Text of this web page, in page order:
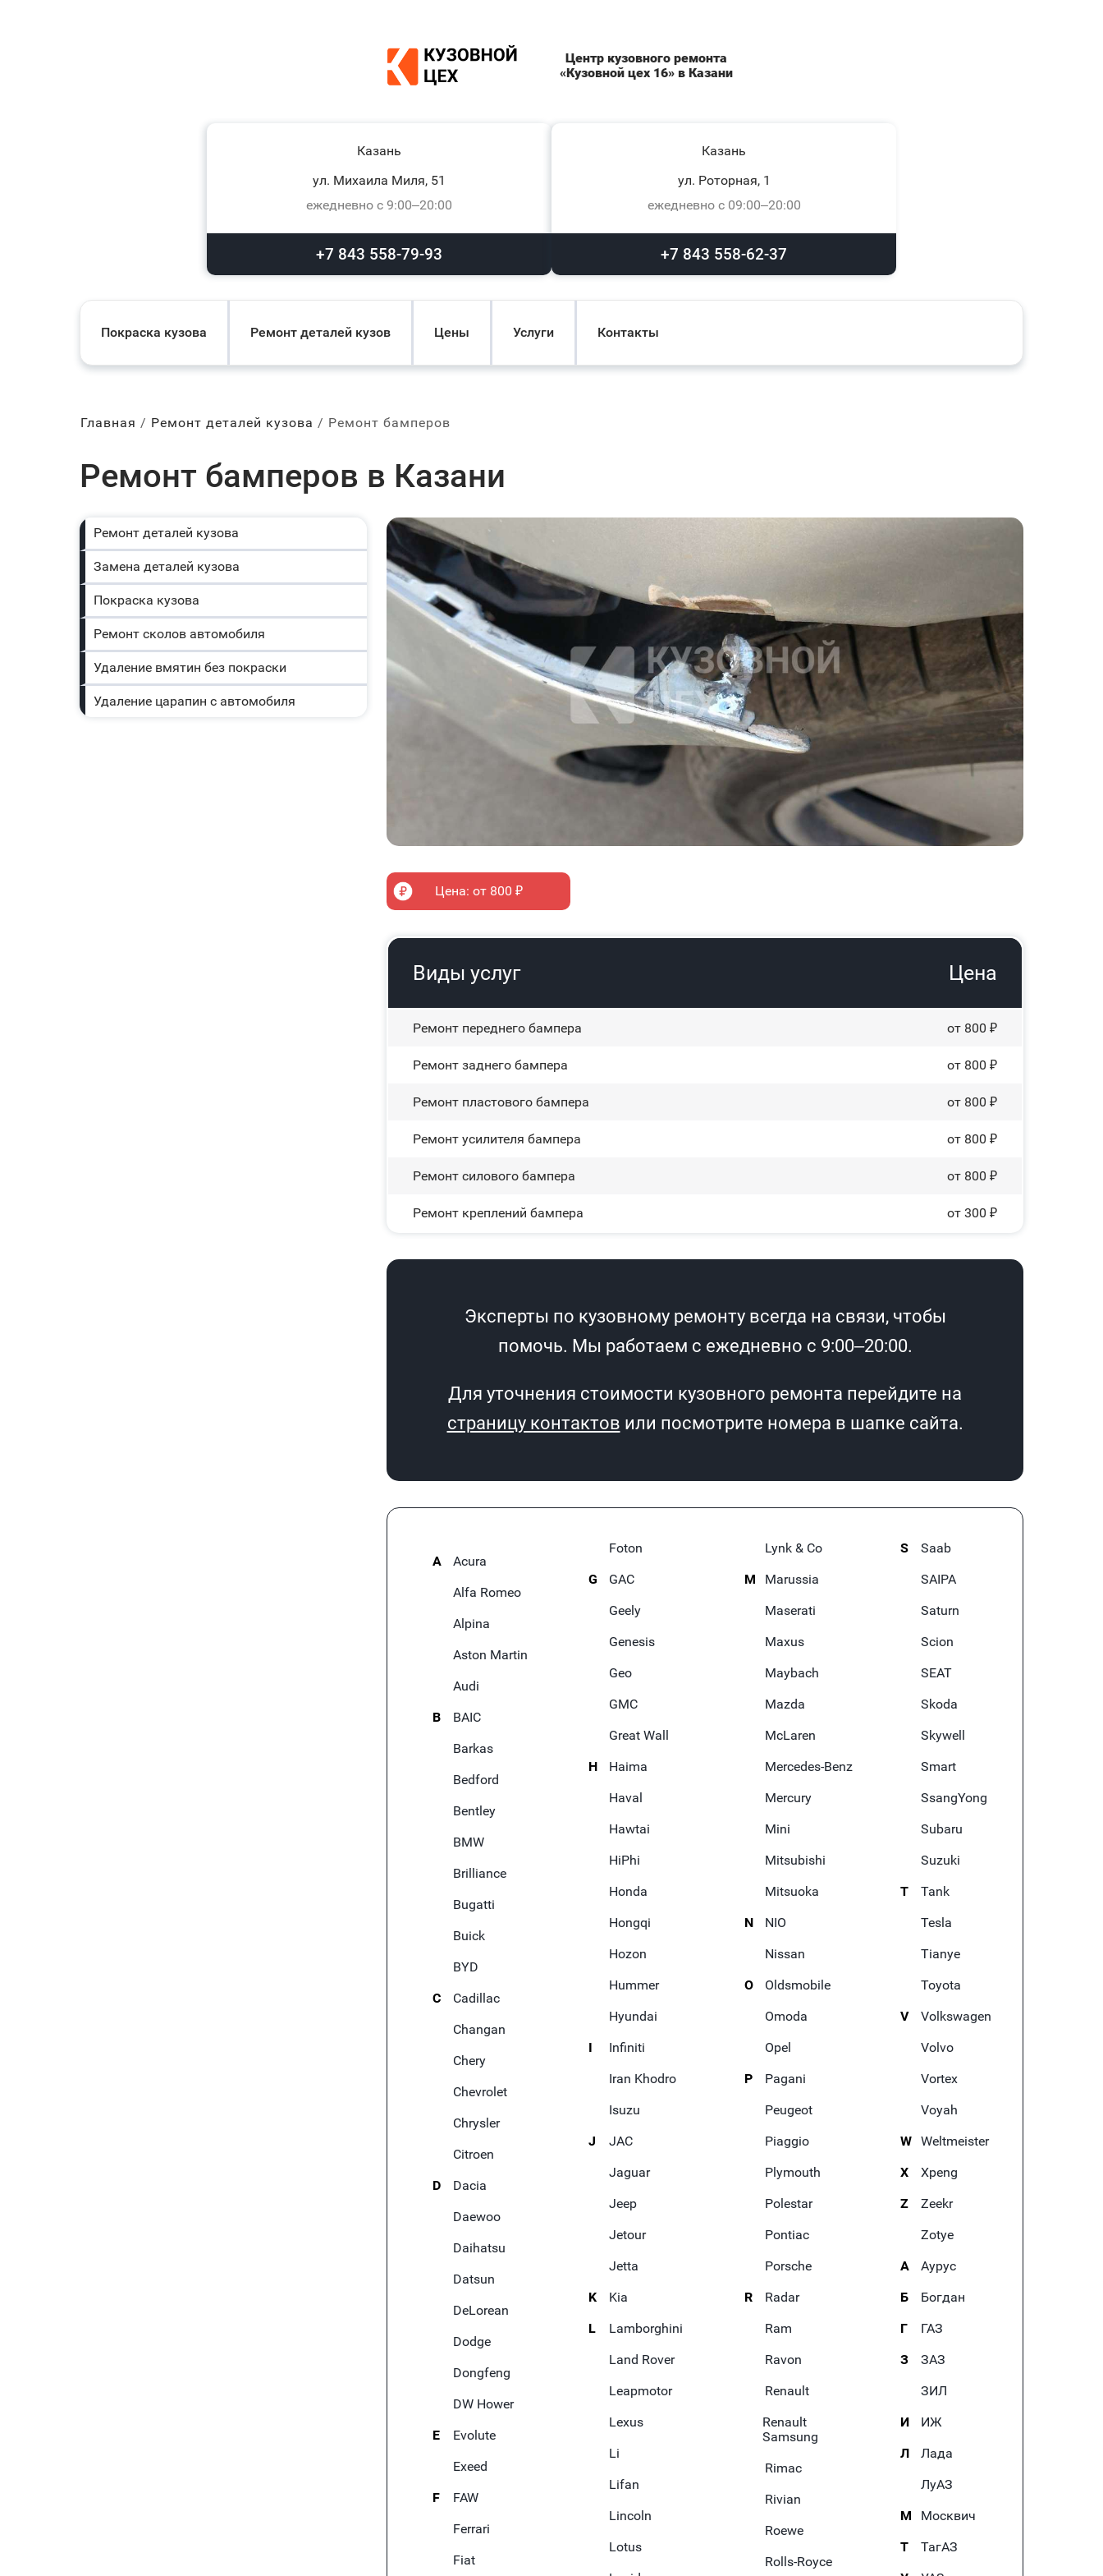
Центр кузовного ремонта
«Кузовной цех 16» в Казани
Казань
ул. Михаила Миля, 51
ежедневно с 9:00–20:00
+7 843 558-79-93
Казань
ул. Роторная, 1
ежедневно с 09:00–20:00
+7 843 558-62-37
Покраска кузова Ремонт деталей кузов Цены Услуги Контакты
Главная Ремонт деталей кузова Ремонт бамперов
Ремонт бамперов в Казани
Цена: от 800 ₽
Виды услуг Цена
Ремонт переднего бампера от 800 ₽
Ремонт заднего бампера от 800 ₽
Ремонт пластового бампера от 800 ₽
Ремонт усилителя бампера от 800 ₽
Ремонт силового бампера от 800 ₽
Ремонт креплений бампера от 300 ₽
Эксперты по кузовному ремонту всегда на связи, чтобы
помочь. Мы работаем с ежедневно с 9:00–20:00.
Для уточнения стоимости кузовного ремонта перейдите на
страницу контактов или посмотрите номера в шапке сайта.
A
Acura
Alfa Romeo
Alpina
Aston Martin
Audi
B
BAIC
Barkas
Bedford
Bentley
BMW
Brilliance
Bugatti
Buick
BYD
C
Cadillac
Changan
Chery
Chevrolet
Chrysler
Citroen
D
Dacia
Daewoo
Daihatsu
Datsun
DeLorean
Dodge
Dongfeng
DW Hower
E
Evolute
Exeed
F
FAW
Ferrari
Fiat
Foton
G
GAC
Geely
Genesis
Geo
GMC
Great Wall
H
Haima
Haval
Hawtai
HiPhi
Honda
Hongqi
Hozon
Hummer
Hyundai
I
Infiniti
Iran Khodro
Isuzu
J
JAC
Jaguar
Jeep
Jetour
Jetta
K
Kia
L
Lamborghini
Land Rover
Leapmotor
Lexus
Li
Lifan
Lincoln
Lotus
Lynk & Co
M
Marussia
Maserati
Maxus
Maybach
Mazda
McLaren
Mercedes-Benz
Mercury
Mini
Mitsubishi
Mitsuoka
N
NIO
Nissan
O
Oldsmobile
Omoda
Opel
P
Pagani
Peugeot
Piaggio
Plymouth
Polestar
Pontiac
Porsche
R
Radar
Ram
Ravon
Renault
Renault
Samsung
Rimac
Rivian
Roewe
Rolls-Royce
S
Saab
SAIPA
Saturn
Scion
SEAT
Skoda
Skywell
Smart
SsangYong
Subaru
Suzuki
T
Tank
Tesla
Tianye
Toyota
V
Volkswagen
Volvo
Vortex
Voyah
W Weltmeister
X
Xpeng
Z
Zeekr
Zotye
А
Аурус
Б
Богдан
Г
ГАЗ
З
ЗАЗ
ЗИЛ
И
ИЖ
Л
Лада
ЛуАЗ
М
Москвич
Т
ТагАЗ
Ремонт деталей кузова
Замена деталей кузова
Покраска кузова
Ремонт сколов автомобиля
Удаление вмятин без покраски
Удаление царапин с автомобиля